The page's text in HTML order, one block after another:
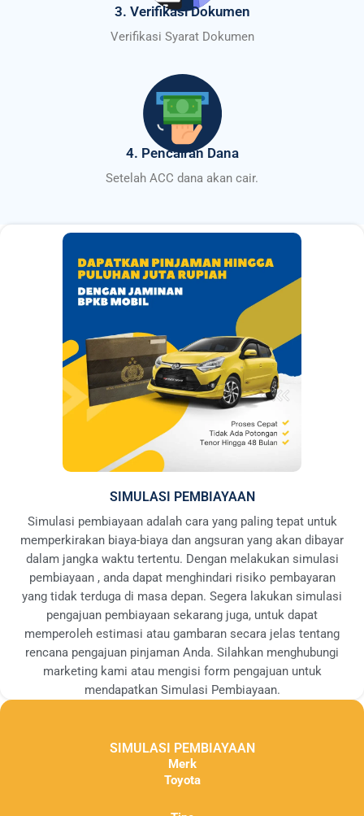
3. Verifikasi Dokumen
Verifikasi Syarat Dokumen
4. Pencairan Dana
Setelah ACC dana akan cair.
SIMULASI PEMBIAYAAN
Simulasi pembiayaan adalah cara yang paling tepat untuk
memperkirakan biaya-biaya dan angsuran yang akan dibayar
dalam jangka waktu tertentu. Dengan melakukan simulasi
pembiayaan , anda dapat menghindari risiko pembayaran
yang tidak terduga di masa depan. Segera lakukan simulasi
pengajuan pembiayaan sekarang juga, untuk dapat
memperoleh estimasi atau gambaran secara jelas tentang
rencana pengajuan pinjaman Anda. Silahkan menghubungi
marketing kami atau mengisi form pengajuan untuk
mendapatkan Simulasi Pembiayaan.
SIMULASI PEMBIAYAAN
Merk
Toyota